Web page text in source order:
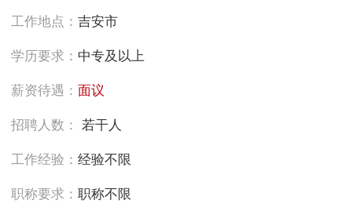
工作地点：吉安市
学历要求： 中专及以上
薪资待遇：面议
招聘人数：若干人
工作经验：经验不限
职称要求：职称不限